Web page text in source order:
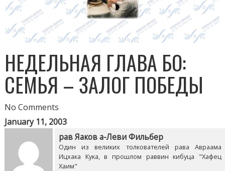
НЕДЕЛЬНАЯ ГЛАВА БО:
СЕМЬЯ – ЗАЛОГ ПОБЕДЫ
No Comments
January 11, 2003
рав Яаков а-Леви Фильбер
Один из великих толкователей рава Авраама
Ицхака Кука, в прошлом раввин кибуца "Хафец
Хаим"